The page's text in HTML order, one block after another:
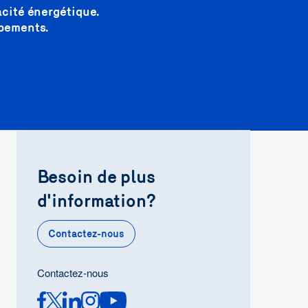
énergétique.
Besoin de plus
d'information?
Contactez-nous
Contactez-nous